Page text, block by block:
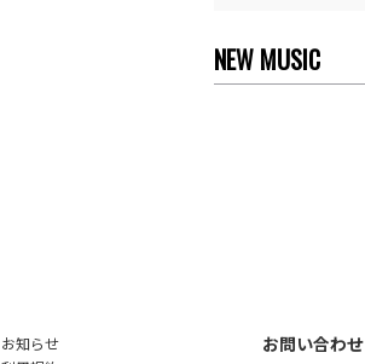
NEW MUSIC
お知らせ
お問い合わせ